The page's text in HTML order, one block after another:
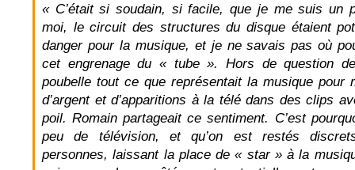
« C’était si soudain, si facile, que je me suis un
moi, le circuit des structures du disque étaient
danger pour la musique, et je ne savais pas où
cet engrenage du « tube ». Hors de question
poubelle tout ce que représentait la musique pour
d’argent et d’apparitions à la télé dans des clips
poil. Romain partageait ce sentiment. C’est
peu de télévision, et qu’on est restés
personnes, laissant la place de « star » à la